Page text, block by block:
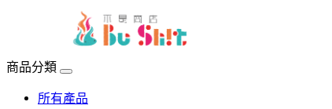
商品分類
所有產品